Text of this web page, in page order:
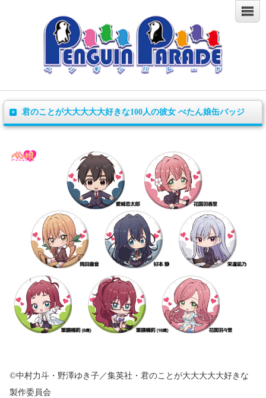
君のことが大大大大大好きな100人の彼女 ぺたん娘缶バッジ
©中村力斗・野澤ゆき子／集英社・君のことが大大大大大好きな
製作委員会